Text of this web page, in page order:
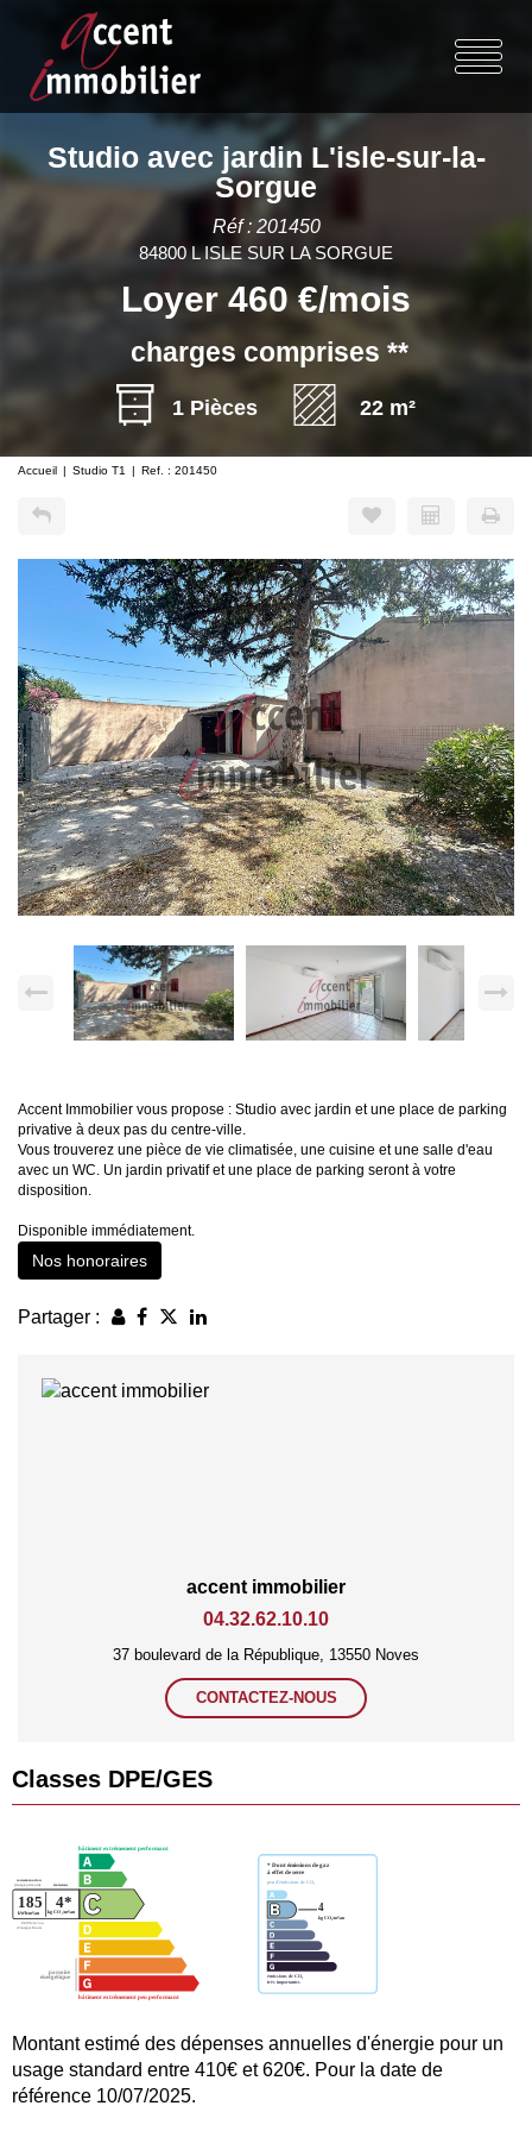
Studio avec jardin L'isle-sur-la-
Sorgue
Réf : 201450
84800 L ISLE SUR LA SORGUE
Loyer 460 €/mois
charges comprises **
1 Pièces 22 m²
Accueil Studio T1 Ref. : 201450
Accent Immobilier vous propose : Studio avec jardin et une place de parking
privative à deux pas du centre-ville.
Vous trouverez une pièce de vie climatisée, une cuisine et une salle d'eau
avec un WC. Un jardin privatif et une place de parking seront à votre
disposition.
Disponible immédiatement.
Nos honoraires
Partager :
accent immobilier
04.32.62.10.10
37 boulevard de la République, 13550 Noves
CONTACTEZ-NOUS
Classes DPE/GES
Montant estimé des dépenses annuelles d'énergie pour un
usage standard entre 410€ et 620€. Pour la date de
référence 10/07/2025.